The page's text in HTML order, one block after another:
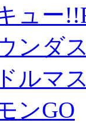
ュー
ンダ
ルマ
ンGO